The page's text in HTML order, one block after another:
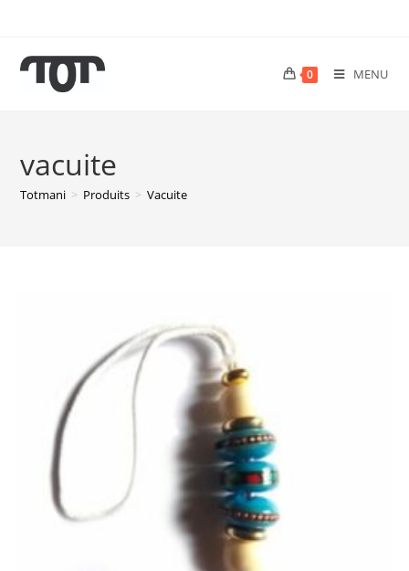
0 MENU
vacuite
Totmani > Produits > Vacuite